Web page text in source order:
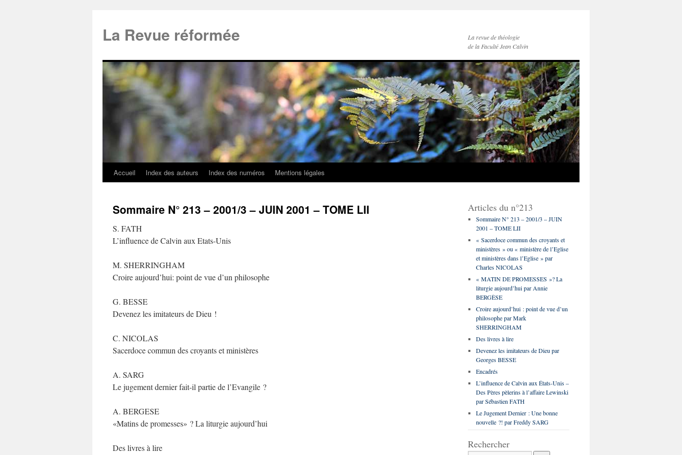
La Revue réformée
La revue de théologie
de la Faculté Jean Calvin
Accueil Index des auteurs Index des numéros Mentions légales
Sommaire N° 213 – 2001/3 – JUIN 2001 – TOME LII
S. FATH
L’influence de Calvin aux Etats-Unis
M. SHERRINGHAM
Croire aujourd’hui: point de vue d’un philosophe
G. BESSE
Devenez les imitateurs de Dieu !
C. NICOLAS
Sacerdoce commun des croyants et ministères
A. SARG
Le jugement dernier fait-il partie de l’Evangile ?
A. BERGESE
«Matins de promesses» ? La liturgie aujourd’hui
Des livres à lire
Articles du n°213
Sommaire N° 213 – 2001/3 – JUIN
2001 – TOME LII
« Sacerdoce commun des croyants et
ministères » ou « ministère de l’Eglise
et ministères dans l’Eglise » par
Charles NICOLAS
« MATIN DE PROMESSES »? La
liturgie aujourd’hui par Annie
BERGÈSE
Croire aujourd’hui : point de vue d’un
philosophe par Mark
SHERRINGHAM
Des livres à lire
Devenez les imitateurs de Dieu par
Georges BESSE
Encadrés
L’influence de Calvin aux États-Unis –
Des Pères pèlerins à l’affaire Lewinski
par Sébastien FATH
Le Jugement Dernier : Une bonne
nouvelle ?! par Freddy SARG
Rechercher